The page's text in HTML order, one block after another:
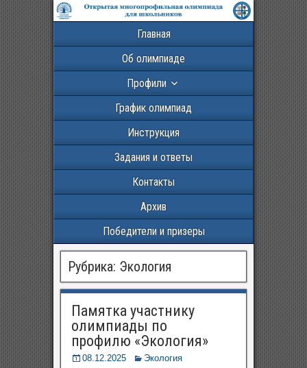
Главная
Об олимпиаде
Профили
График олимпиад
Инструкция
Задания и ответы
Контакты
Архив
Победители и призеры
Рубрика: Экология
Памятка участнику
олимпиады по
профилю «Экология»
08.12.2025 Экология